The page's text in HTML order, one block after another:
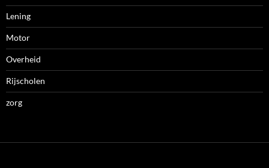
Lening
Motor
Overheid
Rijscholen
zorg